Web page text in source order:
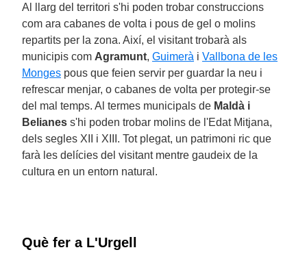
Al llarg del territori s'hi poden trobar construccions
com ara cabanes de volta i pous de gel o molins
repartits per la zona. Així, el visitant trobarà als
municipis com Agramunt, Guimerà i Vallbona de les
Monges pous que feien servir per guardar la neu i
refrescar menjar, o cabanes de volta per protegir-se
del mal temps. Al termes municipals de Maldà i
Belianes s'hi poden trobar molins de l'Edat Mitjana,
dels segles XII i XIII. Tot plegat, un patrimoni ric que
farà les delícies del visitant mentre gaudeix de la
cultura en un entorn natural.
Què fer a L'Urgell